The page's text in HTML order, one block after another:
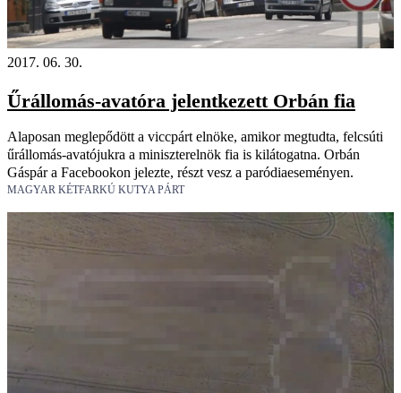
2017. 06. 30.
Űrállomás-avatóra jelentkezett Orbán fia
Alaposan meglepődött a viccpárt elnöke, amikor megtudta, felcsúti
űrállomás-avatójukra a miniszterelnök fia is kilátogatna. Orbán
Gáspár a Facebookon jelezte, részt vesz a paródiaeseményen.
MAGYAR KÉTFARKÚ KUTYA PÁRT